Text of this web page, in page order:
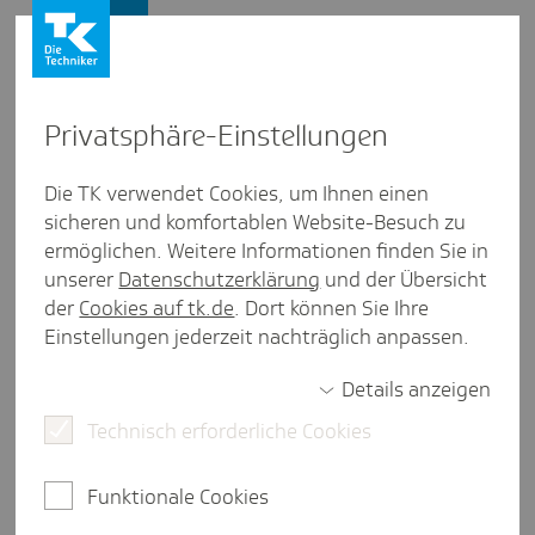
SGM Hand­buch - Perspek­ti­ven,
Impulse und Praxis­ein­blicke
Gesundheitsmanagement - Perspektiven, Impulse
und Praxiseinblicke" zeigt
einer gesunden Hochschule auf. Darüber hinaus
eröffnen Beiträge den Blick auf die Umsetzung
weniger als eine Minute Lesezeit
Lebenswelten Gesunde Hochschule
Privat­sphäre-Einstel­lungen
Die TK verwendet Cookies, um Ihnen einen
sicheren und komfortablen Website-Besuch zu
ermöglichen. Weitere Informationen finden Sie in
unserer Datenschutzerklärung und der Übersicht
der Cookies auf tk.de. Dort können Sie Ihre
Einstellungen jederzeit nachträglich anpassen.
Details anzeigen
Technisch erforderliche Cookies
Funktionale Cookies